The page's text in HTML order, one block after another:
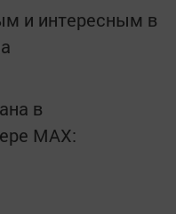
и интересным в
в
MАХ: